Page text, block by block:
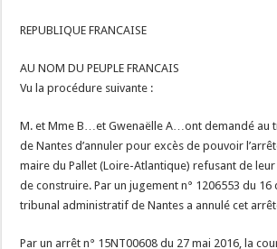
REPUBLIQUE FRANCAISE
AU NOM DU PEUPLE FRANCAIS
Vu la procédure suivante :
M. et Mme B…et Gwenaëlle A…ont demandé au
de Nantes d’annuler pour excès de pouvoir
maire du Pallet (Loire-Atlantique) refusant de
de construire. Par un jugement n° 1206553 du 16
tribunal administratif de Nantes a annulé cet
Par un arrêt n° 15NT00608 du 27 mai 2016, la